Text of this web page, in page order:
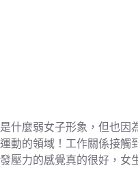
什麼弱女子形象，但也因
動的領域！工作關係接觸
發壓力的感覺真的很好，女